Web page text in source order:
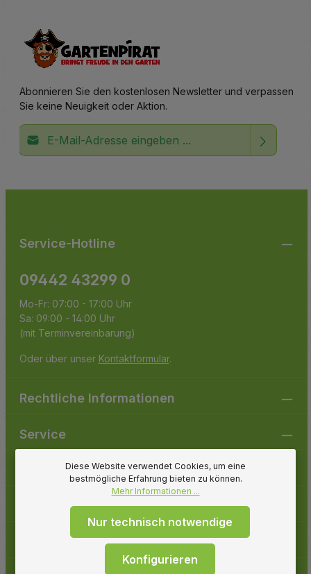
Abonnieren Sie den kostenlosen Newsletter und verpassen
Sie keine Neuigkeit oder Aktion.
E-Mail-Adresse*
Service-Hotline
09442 43299 0
Mo-Fr: 07:00 - 17:00 Uhr
Sa: 09:00 - 14:00 Uhr
(mit Terminvereinbarung)
Oder über unser Kontaktformular.
Rechtliche Informationen
Service
Gartenpirat
Folge uns
Zahlungsarten
Diese Website verwendet Cookies, um eine
bestmögliche Erfahrung bieten zu können.
Mehr Informationen ...
Nur technisch notwendige
Konfigurieren